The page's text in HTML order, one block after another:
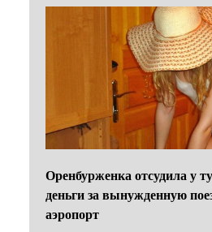
Оренбурженка отсудила у
деньги за вынужденную
аэропорт